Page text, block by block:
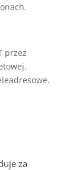
przez
za